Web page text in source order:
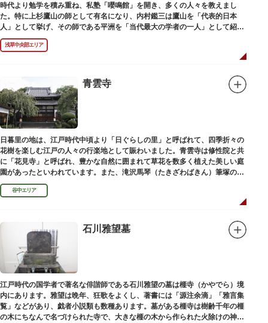
時代より勉学を積み重ね、私塾「嚶鳴館」を開き、多くの人々を教えまし
た。特に上杉鷹山の師として有名になり、内村鑑三は鷹山を「代表的日本
人」として挙げ、その師である平洲を「当代最大の学者の一人」として紹介
しています。お墓は天嶽院（てんがくいん）境内にあります。
浅草中央部エリア
青雲寺
日暮里の地は、江戸時代中頃より「日ぐらしの里」と呼ばれて、四季折々の
花樹を楽しむ江戸の人々の行楽地として賑わいました。青雲寺は修性院と共
に「花見寺」と呼ばれ、豊かな自然に囲まれて草花を数多く植えた美しい庭
園があったといわれています。また、滝沢馬琴（たきざわばきん）筆塚の碑
があります。
谷中エリア
石川雅望墓
江戸時代の国学者で著名な俳諧師である石川雅望の墓は榧寺（かやでら）境
内にあります。雅望は晩年、狂歌をよくし、著書には「源注余滴」「雅言集
覧」などがあり、戯者小説類も数種あります。墓がある榧寺は樹齢千年の榧
の木にちなんで名づけられた寺で、大きな榧の木から作られた火除けの神、